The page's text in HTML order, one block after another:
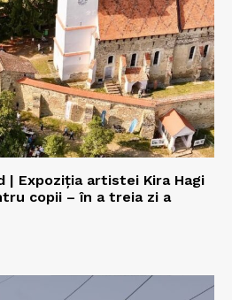
| Expoziţia artistei Kira Hagi
copii – în a treia zi a